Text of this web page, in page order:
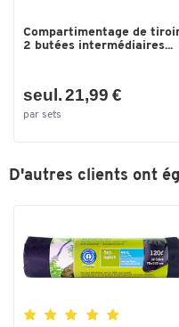
Compartimentage de
2 butées intermédiaires...
seul. 21,99 €
par sets
D'autres clients ont
Toucher